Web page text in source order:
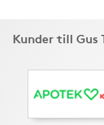
Kunder till Gus